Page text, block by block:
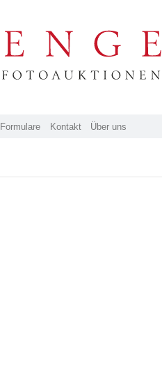
Formulare Kontakt Über uns